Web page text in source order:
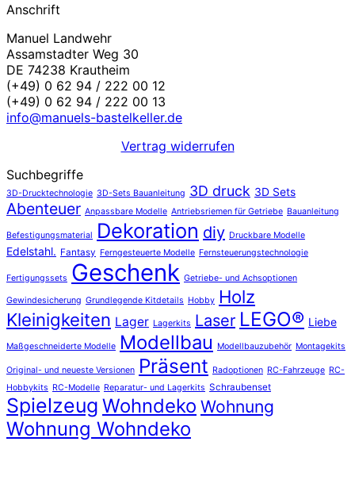
Anschrift
Manuel Landwehr
Assamstadter Weg 30
DE 74238 Krautheim
(+49) 0 62 94 / 222 00 12
(+49) 0 62 94 / 222 00 13
info@manuels-bastelkeller.de
Vertrag widerrufen
Suchbegriffe
3D-Drucktechnologie 3D-Sets Bauanleitung 3D druck 3D Sets
Abenteuer Anpassbare Modelle Antriebsriemen für Getriebe Bauanleitung
Befestigungsmaterial Dekoration diy Druckbare Modelle
Edelstahl. Fantasy Ferngesteuerte Modelle Fernsteuerungstechnologie
Fertigungssets Geschenk Getriebe- und Achsoptionen
Gewindesicherung Grundlegende Kitdetails Hobby Holz
Kleinigkeiten Lager Lagerkits Laser LEGO® Liebe
Maßgeschneiderte Modelle Modellbau Modellbauzubehör Montagekits
Original- und neueste Versionen Präsent Radoptionen RC-Fahrzeuge RC-
Hobbykits RC-Modelle Reparatur- und Lagerkits Schraubenset
Spielzeug Wohndeko Wohnung
Wohnung Wohndeko